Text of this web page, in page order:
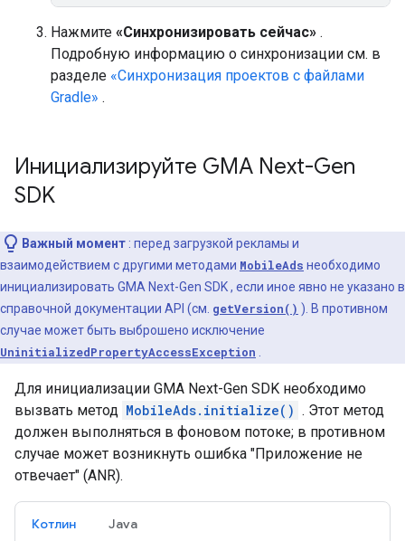
Нажмите «Синхронизировать сейчас» .
Подробную информацию о синхронизации см. в
разделе «Синхронизация проектов с файлами
Gradle» .
Инициализируйте GMA Next-Gen
SDK
Важный момент : перед загрузкой рекламы и
взаимодействием с другими методами MobileAds необходимо
инициализировать GMA Next-Gen SDK, если иное явно не указано в
справочной документации API (см. getVersion() ). В противном
случае может быть выброшено исключение
UninitializedPropertyAccessException
Для инициализации GMA Next-Gen SDK необходимо
вызвать метод MobileAds.initialize() . Этот метод
должен выполняться в фоновом потоке; в противном
случае может возникнуть ошибка "Приложение не
отвечает" (ANR).
Котлин Java